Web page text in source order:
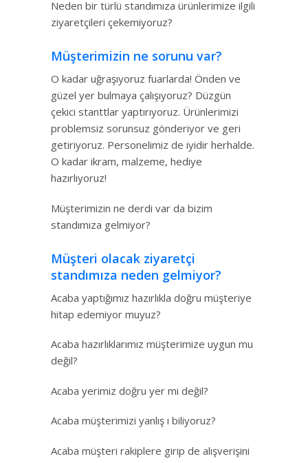
Neden bir türlü standımıza ürünlerimize ilgili
ziyaretçileri çekemiyoruz?
Müşterimizin ne sorunu var?
O kadar uğraşıyoruz fuarlarda! Önden ve
güzel yer bulmaya çalışıyoruz? Düzgün
çekici stanttlar yaptırıyoruz. Ürünlerimizi
problemsiz sorunsuz gönderiyor ve geri
getiriyoruz. Personelimiz de iyidir herhalde.
O kadar ikram, malzeme, hediye
hazırlıyoruz!
Müşterimizin ne derdi var da bizim
standımıza gelmiyor?
Müşteri olacak ziyaretçi
standımıza neden gelmiyor?
Acaba yaptığımız hazırlıkla doğru müşteriye
hitap edemiyor muyuz?
Acaba hazırlıklarımız müşterimize uygun mu
değil?
Acaba yerimiz doğru yer mi değil?
Acaba müşterimizi yanlış ı biliyoruz?
Acaba müşteri rakiplere girip de alışverişini